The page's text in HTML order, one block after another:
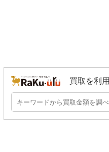
買取を利